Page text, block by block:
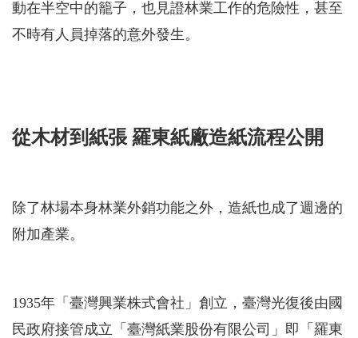
動在半空中的籠子，也見證林業工作的危險性，甚至
不時有人員掉落的意外發生。
從木材到紙張 羅東紙廠造紙流程公開
除了林場本身林業外銷功能之外，造紙也成了週邊的
附加產業。
1935年「臺灣興業株式會社」創立，臺灣光復後由國
民政府接管成立「臺灣紙業股份有限公司」即「羅東